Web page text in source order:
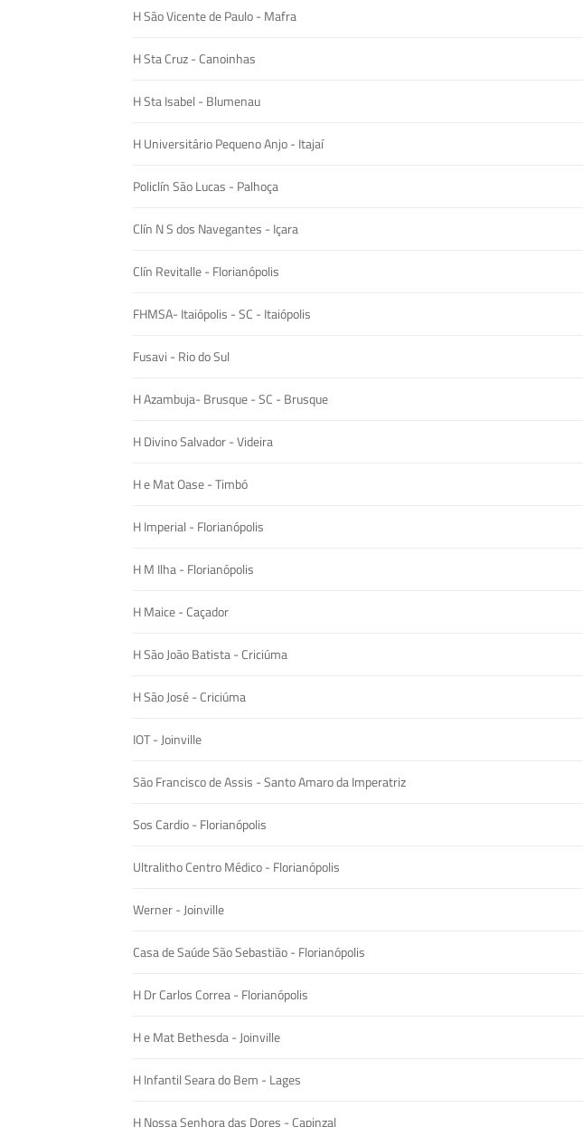
H São Vicente de Paulo - Mafra
H Sta Cruz - Canoinhas
H Sta Isabel - Blumenau
H Universitário Pequeno Anjo - Itajaí
Policlín São Lucas - Palhoça
Clín N S dos Navegantes - Içara
Clín Revitalle - Florianópolis
FHMSA- Itaiópolis - SC - Itaiópolis
Fusavi - Rio do Sul
H Azambuja- Brusque - SC - Brusque
H Divino Salvador - Videira
H e Mat Oase - Timbó
H Imperial - Florianópolis
H M Ilha - Florianópolis
H Maice - Caçador
H São João Batista - Criciúma
H São José - Criciúma
IOT - Joinville
São Francisco de Assis - Santo Amaro da Imperatriz
Sos Cardio - Florianópolis
Ultralitho Centro Médico - Florianópolis
Werner - Joinville
Casa de Saúde São Sebastião - Florianópolis
H Dr Carlos Correa - Florianópolis
H e Mat Bethesda - Joinville
H Infantil Seara do Bem - Lages
H Nossa Senhora das Dores - Capinzal